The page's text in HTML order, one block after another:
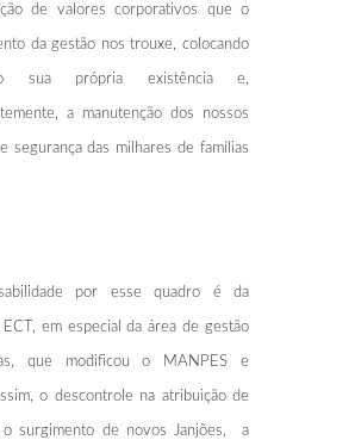
de valores corporativos que o
da gestão nos trouxe, colocando
sua própria existência e,
a manutenção dos nossos
segurança das milhares de famílias
por esse quadro é da
em especial da área de gestão
que modificou o MANPES e
o descontrole na atribuição de
surgimento de novos Janjões, a